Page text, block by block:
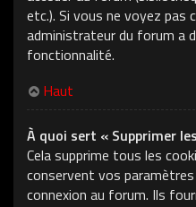
etc.). Si vous ne voyez pas
administrateur du forum a
fonctionnalité.
Haut
À quoi sert « Supprimer
Cela supprime tous les
conservent vos
connexion au forum. Ils